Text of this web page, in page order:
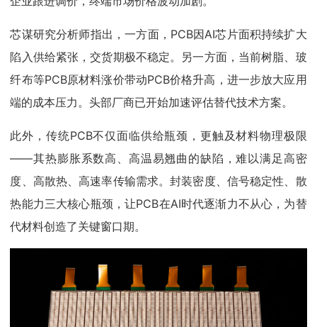
芯谋研究分析师指出，一方面，PCB因AI芯片面积持续扩大
陷入供给紧张，交货期极不稳定。另一方面，当前树脂、玻
纤布等PCB原材料涨价带动PCB价格升高，进一步放大应用
端的成本压力。头部厂商已开始加速评估替代技术方案。
此外，传统PCB不仅面临供给瓶颈，更触及材料物理极限
——其热膨胀系数高、高温易翘曲的缺陷，难以满足高密
度、高散热、高速率传输需求。封装密度、信号稳定性、散
热能力三大核心瓶颈，让PCB在AI时代逐渐力不从心，为替
代材料创造了关键窗口期。